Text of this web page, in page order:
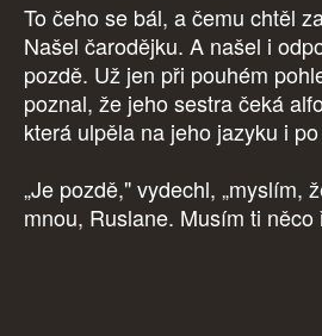
To čeho se bál, a čemu chtěl
Našel čarodějku. A našel i
pozdě. Už jen při pouhém
poznal, že jeho sestra čeká
která ulpěla na jeho jazyku i
„Je pozdě," vydechl, „myslím,
mnou, Ruslane. Musím ti něco